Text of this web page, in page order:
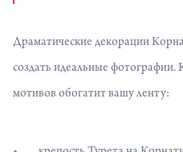
Драматические декорации
создать идеальные
мотивов обогатит вашу ленту: